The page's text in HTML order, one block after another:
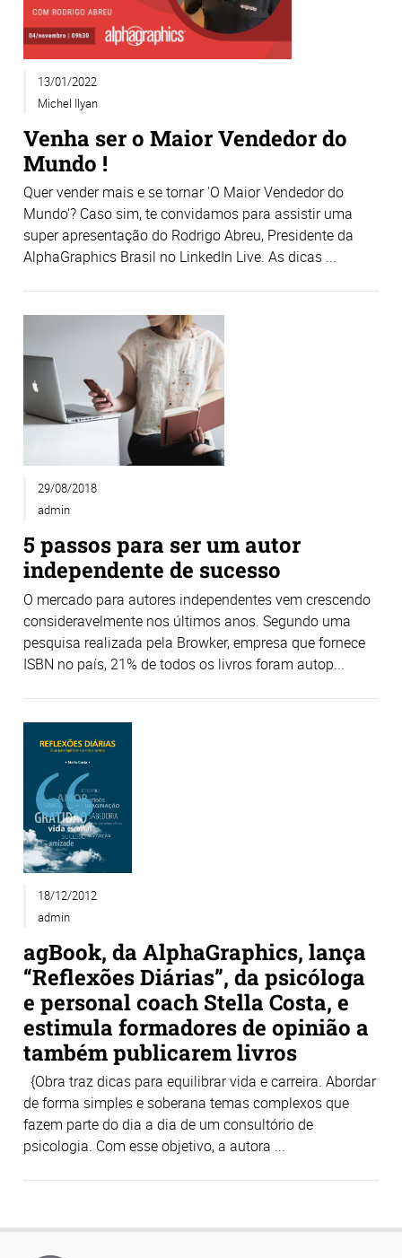
13/01/2022
Michel Ilyan
Venha ser o Maior Vendedor do
Mundo !
Quer vender mais e se tornar 'O Maior Vendedor do
Mundo'? Caso sim, te convidamos para assistir uma
super apresentação do Rodrigo Abreu, Presidente da
AlphaGraphics Brasil no LinkedIn Live. As dicas ...
29/08/2018
admin
5 passos para ser um autor
independente de sucesso
O mercado para autores independentes vem crescendo
consideravelmente nos últimos anos. Segundo uma
pesquisa realizada pela Browker, empresa que fornece
ISBN no país, 21% de todos os livros foram autop...
18/12/2012
admin
agBook, da AlphaGraphics, lança
“Reflexões Diárias”, da psicóloga
e personal coach Stella Costa, e
estimula formadores de opinião a
também publicarem livros
{Obra traz dicas para equilibrar vida e carreira. Abordar
de forma simples e soberana temas complexos que
fazem parte do dia a dia de um consultório de
psicologia. Com esse objetivo, a autora ...